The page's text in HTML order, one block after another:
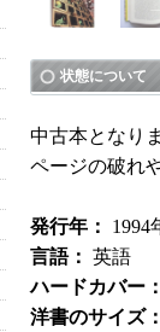
状態について
中古本となり
ページの破れ
発行年：
1994
言語： 英語
ハードカバー：
洋書のサイズ：